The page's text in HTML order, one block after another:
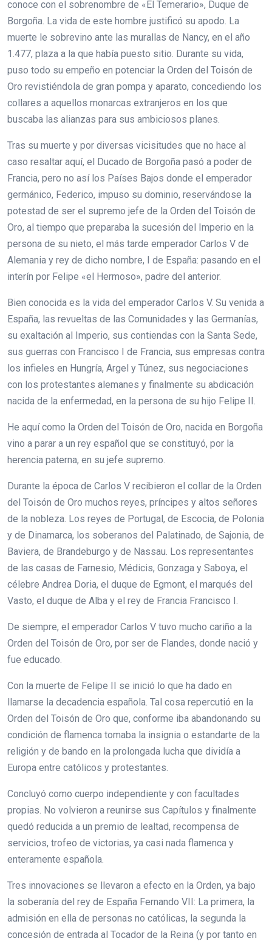
conoce con el sobrenombre de «El Temerario», Duque de
Borgoña. La vida de este hombre justificó su apodo. La
muerte le sobrevino ante las murallas de Nancy, en el año
1.477, plaza a la que había puesto sitio. Durante su vida,
puso todo su empeño en potenciar la Orden del Toisón de
Oro revistiéndola de gran pompa y aparato, concediendo los
collares a aquellos monarcas extranjeros en los que
buscaba las alianzas para sus ambiciosos planes.
Tras su muerte y por diversas vicisitudes que no hace al
caso resaltar aquí, el Ducado de Borgoña pasó a poder de
Francia, pero no así los Países Bajos donde el emperador
germánico, Federico, impuso su dominio, reservándose la
potestad de ser el supremo jefe de la Orden del Toisón de
Oro, al tiempo que preparaba la sucesión del Imperio en la
persona de su nieto, el más tarde emperador Carlos V de
Alemania y rey de dicho nombre, I de España: pasando en el
interín por Felipe «el Hermoso», padre del anterior.
Bien conocida es la vida del emperador Carlos V. Su venida a
España, las revueltas de las Comunidades y las Germanías,
su exaltación al Imperio, sus contiendas con la Santa Sede,
sus guerras con Francisco I de Francia, sus empresas contra
los infieles en Hungría, Argel y Túnez, sus negociaciones
con los protestantes alemanes y finalmente su abdicación
nacida de la enfermedad, en la persona de su hijo Felipe II.
He aquí como la Orden del Toisón de Oro, nacida en Borgoña
vino a parar a un rey español que se constituyó, por la
herencia paterna, en su jefe supremo.
Durante la época de Carlos V recibieron el collar de la Orden
del Toisón de Oro muchos reyes, príncipes y altos señores
de la nobleza. Los reyes de Portugal, de Escocia, de Polonia
y de Dinamarca, los soberanos del Palatinado, de Sajonia, de
Baviera, de Brandeburgo y de Nassau. Los representantes
de las casas de Farnesio, Médicis, Gonzaga y Saboya, el
célebre Andrea Doria, el duque de Egmont, el marqués del
Vasto, el duque de Alba y el rey de Francia Francisco I.
De siempre, el emperador Carlos V tuvo mucho cariño a la
Orden del Toisón de Oro, por ser de Flandes, donde nació y
fue educado.
Con la muerte de Felipe II se inició lo que ha dado en
llamarse la decadencia española. Tal cosa repercutió en la
Orden del Toisón de Oro que, conforme iba abandonando su
condición de flamenca tomaba la insignia o estandarte de la
religión y de bando en la prolongada lucha que dividía a
Europa entre católicos y protestantes.
Concluyó como cuerpo independiente y con facultades
propias. No volvieron a reunirse sus Capítulos y finalmente
quedó reducida a un premio de lealtad, recompensa de
servicios, trofeo de victorias, ya casi nada flamenca y
enteramente española.
Tres innovaciones se llevaron a efecto en la Orden, ya bajo
la soberanía del rey de España Fernando VII: La primera, la
admisión en ella de personas no católicas, la segunda la
concesión de entrada al Tocador de la Reina (y por tanto en